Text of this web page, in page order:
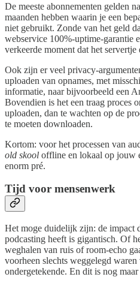
De meeste abonnementen gelden
maanden hebben waarin je een
niet gebruikt. Zonde van het geld
webservice 100%-uptime-garantie
verkeerde moment dat het servertje
Ook zijn er veel privacy-
uploaden van opnames, met
informatie, naar bijvoorbeeld een
Bovendien is het een traag proces
uploaden, dan te wachten op de
te moeten downloaden.
Kortom: voor het processen van
old skool offline en lokaal op jouw
enorm pré.
Tijd voor mensenwerk
Het moge duidelijk zijn: de impact
podcasting heeft is gigantisch. Of
weghalen van ruis of room-echo
voorheen slechts weggelegd
ondergetekende. En dit is nog